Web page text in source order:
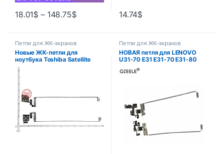
18.01$ – 148.75$ 14.74$
Петли для ЖК-экранов
Новые ЖК-петли для
ноутбука Toshiba Satellite
C870 C870D C875 C875D
L870 L875 S875 S870 L870D
17,3 ”PN H00037550
H00037560
Петли для ЖК-экранов
НОВАЯ петля для LENOVO
U31-70 E31 E31-70 E31-80
экрана AM1BM 000400